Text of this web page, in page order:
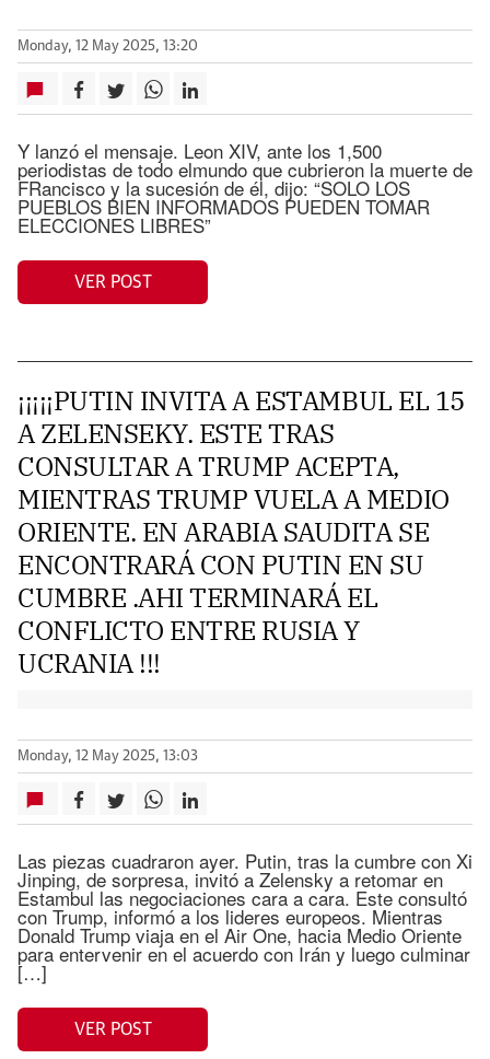
Monday, 12 May 2025, 13:20
Y lanzó el mensaje. Leon XIV, ante los 1,500
periodistas de todo elmundo que cubrieron la muerte de
FRancisco y la sucesión de él, dijo: “SOLO LOS
PUEBLOS BIEN INFORMADOS PUEDEN TOMAR
ELECCIONES LIBRES”
VER POST
¡¡¡¡¡PUTIN INVITA A ESTAMBUL EL 15
A ZELENSEKY. ESTE TRAS
CONSULTAR A TRUMP ACEPTA,
MIENTRAS TRUMP VUELA A MEDIO
ORIENTE. EN ARABIA SAUDITA SE
ENCONTRARÁ CON PUTIN EN SU
CUMBRE .AHI TERMINARÁ EL
CONFLICTO ENTRE RUSIA Y
UCRANIA !!!
Monday, 12 May 2025, 13:03
Las piezas cuadraron ayer. Putin, tras la cumbre con Xi
Jinping, de sorpresa, invitó a Zelensky a retomar en
Estambul las negociaciones cara a cara. Este consultó
con Trump, informó a los lideres europeos. Mientras
Donald Trump viaja en el Air One, hacia Medio Oriente
para entervenir en el acuerdo con Irán y luego culminar
[…]
VER POST